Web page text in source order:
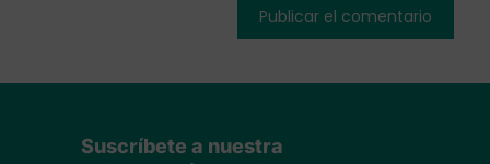
Suscríbete a nuestra